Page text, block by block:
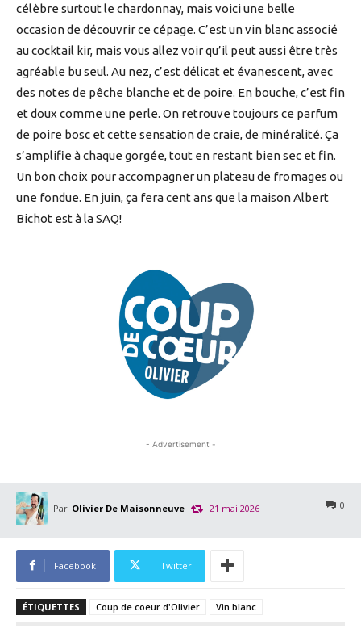
célèbre surtout le chardonnay, mais voici une belle
occasion de découvrir ce cépage. C’est un vin blanc associé
au cocktail kir, mais vous allez voir qu’il peut aussi être très
agréable bu seul. Au nez, c’est délicat et évanescent, avec
des notes de pêche blanche et de poire. En bouche, c’est fin
et doux comme une perle. On retrouve toujours ce parfum
de poire bosc et cette sensation de craie, de minéralité. Ça
s’amplifie à chaque gorgée, tout en restant bien sec et fin.
Un bon choix pour accompagner un plateau de fromages ou
une fondue. En juin, ça fera cent ans que la maison Albert
Bichot est à la SAQ!
- Advertisement -
Par Olivier De Maisonneuve 0
21 mai 2026
Facebook Twitter
ÉTIQUETTES Coup de coeur d'Olivier Vin blanc